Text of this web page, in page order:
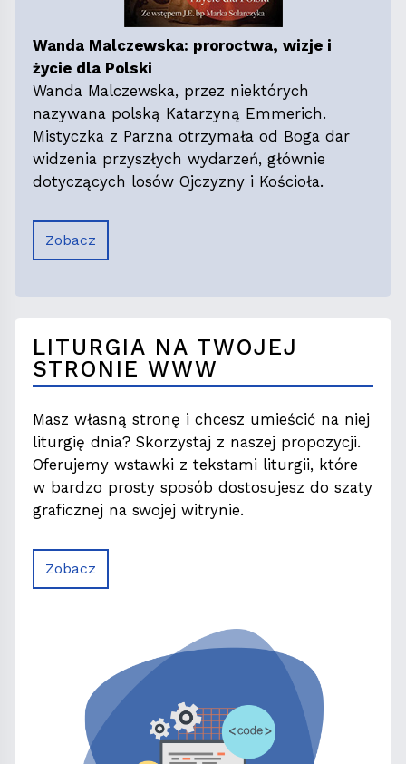
Wanda Malczewska: proroctwa, wizje i
życie dla Polski
Wanda Malczewska, przez niektórych
nazywana polską Katarzyną Emmerich.
Mistyczka z Parzna otrzymała od Boga dar
widzenia przyszłych wydarzeń, głównie
dotyczących losów Ojczyzny i Kościoła.
Zobacz
LITURGIA NA TWOJEJ
STRONIE WWW
Masz własną stronę i chcesz umieścić na niej
liturgię dnia? Skorzystaj z naszej propozycji.
Oferujemy wstawki z tekstami liturgii, które
w bardzo prosty sposób dostosujesz do szaty
graficznej na swojej witrynie.
Zobacz